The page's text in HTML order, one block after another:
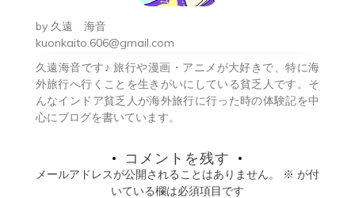
シ
ョ
ン
by 久遠 海音
kuonkaito.606@gmail.com
久遠海音です♪ 旅行や漫画・アニメが大好きで、特に海
外旅行へ行くことを生きがいにしている貧乏人です。そ
んなインドア貧乏人が海外旅行に行った時の体験記を中
心にブログを書いています。
コメントを残す
メールアドレスが公開されることはありません。 ※ が付
いている欄は必須項目です